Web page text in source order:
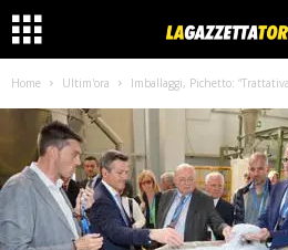
Home Ultim'ora Imballaggi, Pichetto: